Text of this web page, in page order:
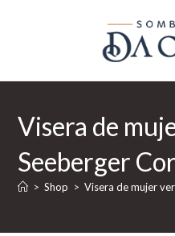
Visera de
Seeberger
> Shop > Visera de mujer